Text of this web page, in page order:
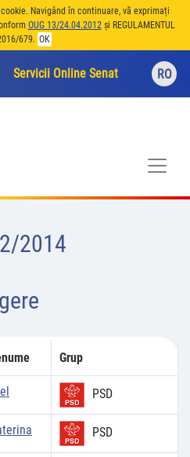
Navigând în continuare, vă exprimați
OUG 13/24.04.2012și REGULAMENTUL
679. OK
Servicii Online Senat RO
2014
Grup
PSD
PSD